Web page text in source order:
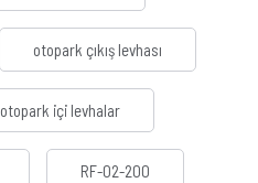
otopark çıkış levhası
otopark içi levhalar
RF-02-200